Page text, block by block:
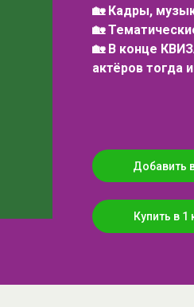
🏡 Кадры,
🏡
🏡 В конце
актёров тогда
Добавить
Купить в 1